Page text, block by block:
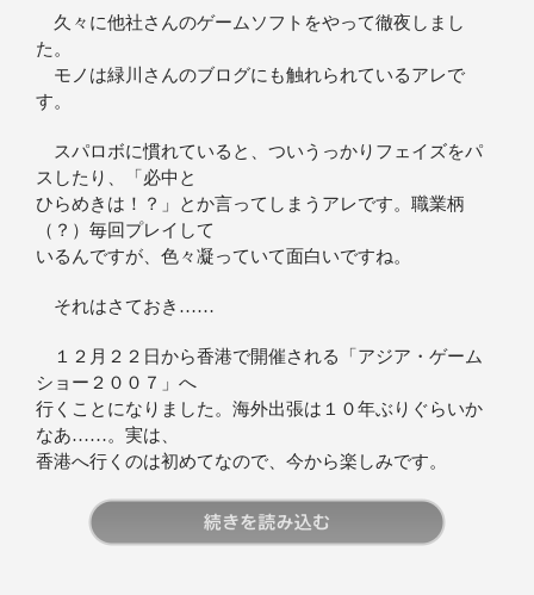
久々に他社さんのゲームソフトをやって徹夜しまし
た。
モノは緑川さんのブログにも触れられているアレで
す。
スパロボに慣れていると、ついうっかりフェイズをパ
スしたり、「必中と
ひらめきは！？」とか言ってしまうアレです。職業柄
（？）毎回プレイして
いるんですが、色々凝っていて面白いですね。
それはさておき……
１２月２２日から香港で開催される「アジア・ゲーム
ショー２００７」へ
行くことになりました。海外出張は１０年ぶりぐらいか
なあ……。実は、
香港へ行くのは初めてなので、今から楽しみです。